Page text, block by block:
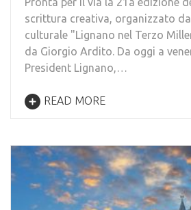
scrittura creativa, organizzato
culturale "Lignano nel Terzo
da Giorgio Ardito. Da oggi a
President Lignano,…
READ MORE